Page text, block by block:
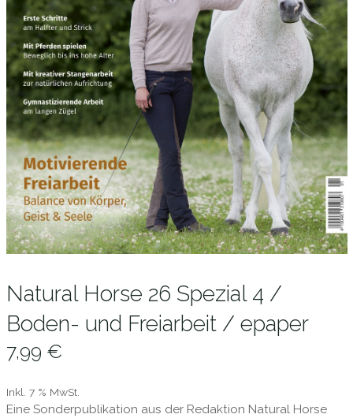
Natural Horse 26 Spezial 4 /
Boden- und Freiarbeit / epaper
7,99 €
Inkl. 7 % MwSt.
Eine Sonderpublikation aus der Redaktion Natural Horse